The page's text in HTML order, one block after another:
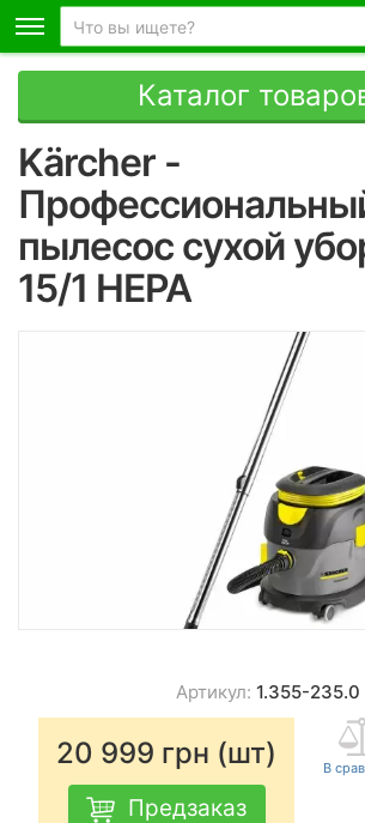
Каталог
Kärcher -
пылесос сухой
15/1 HEPA
Артикул: 1.355-235.0
20 999 грн (шт)
Предзаказ